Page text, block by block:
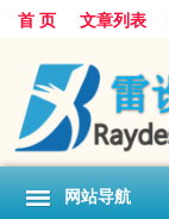
首 页 文章列表
网站导航